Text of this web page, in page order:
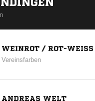
WEINROT / ROT-WEISS
Vereinsfarben
ANDREAS WELT